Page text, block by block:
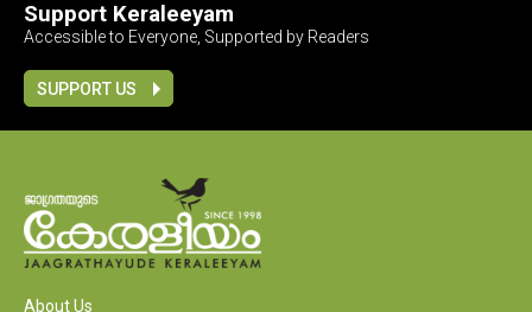
Support Keraleeyam
Accessible to Everyone, Supported by Readers
SUPPORT US
About Us